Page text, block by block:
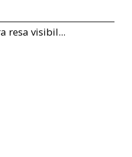
resa visibil...